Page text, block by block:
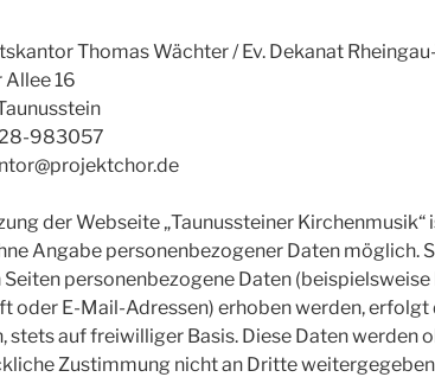
Thomas Wächter / Ev. Dekanat
Allee 16
983057
der Webseite „Taunussteiner Kirchenmusik“
Angabe personenbezogener Daten möglich.
Seiten personenbezogene Daten (beispielsweise
oder E-Mail-Adressen) erhoben werden, erfolgt
stets auf freiwilliger Basis. Diese Daten werden
Zustimmung nicht an Dritte